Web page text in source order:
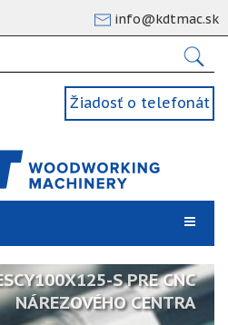
info@kdtmac.sk
Žiadosť o telefonát
S PRE CNC
NÁREZOVÉHO CENTRA